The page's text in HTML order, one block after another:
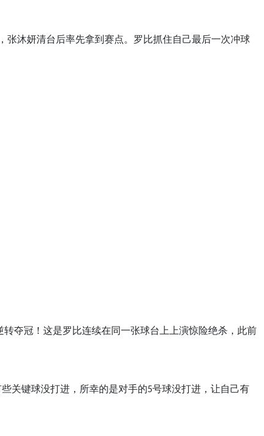
张沐妍清台后率先拿到赛点。罗比抓住自己最后一次冲球
夺冠！这是罗比连续在同一张球台上上演惊险绝杀，此前
关键球没打进，所幸的是对手的5号球没打进，让自己有